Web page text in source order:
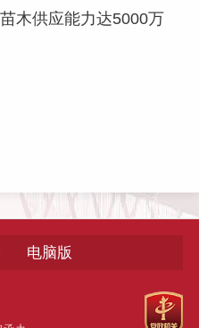
木供应能力达5000万
电脑版